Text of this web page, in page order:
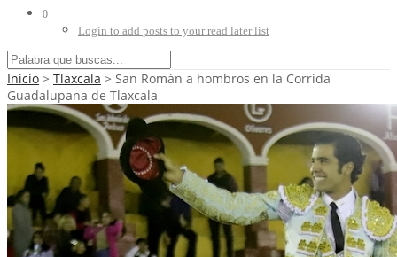
0
Login to add posts to your read later list
Inicio > Tlaxcala > San Román a hombros en la Corrida
Guadalupana de Tlaxcala